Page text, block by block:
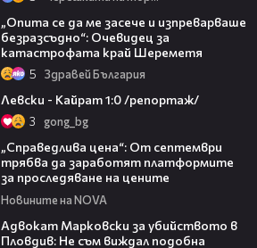
„Опита се да ме засече и изпреварваше
безразсъдно“: Очевидец за
катастрофата край Шереметя
5 Здравей България
Левски - Кайрат 1:0 /репортаж/
3 gong_bg
„Справедлива цена“: От септември
трябва да заработят платформите
за проследяване на цените
Новините на NOVA
Адвокат Марковски за убийството в
Пловдив: Не съм виждал подобна